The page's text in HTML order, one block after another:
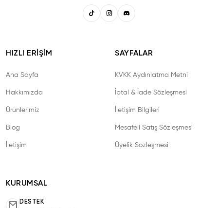
HIZLI ERIŞIM
Ana Sayfa
Hakkımızda
Ürünlerimiz
Blog
İletişim
SAYFALAR
KVKK Aydınlatma Metni
İptal & İade Sözleşmesi
İletişim Bilgileri
Mesafeli Satış Sözleşmesi
Üyelik Sözleşmesi
KURUMSAL
DESTEK